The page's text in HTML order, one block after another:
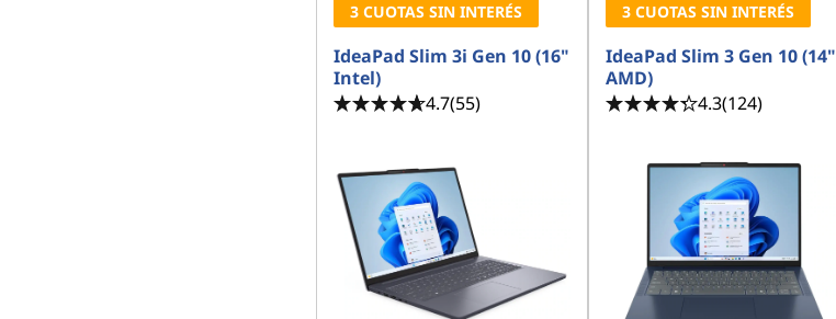
3 CUOTAS SIN INTERÉS
IdeaPad Slim 3i Gen 10 (16"
Intel)
4.7(55)
3 CUOTAS SIN INTERÉS
IdeaPad Slim 3 Gen 10 (14"
AMD)
4.3(124)